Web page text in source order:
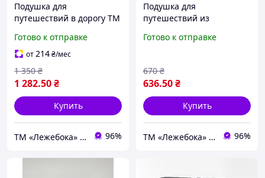
Подушка для
путешествий в дорогу ТМ
Готово к отправке
от214₴/мес
1 282.50₴
1 350 ₴
Купить
ТМ «Лежебока» - текстиль и спецтовары 96%
Подушка для
путешествий из
шариков ТМ Лежебока
Готово к отправке
636.50₴
670 ₴
Купить
ТМ «Лежебока» - текстиль и спецтовары 96%